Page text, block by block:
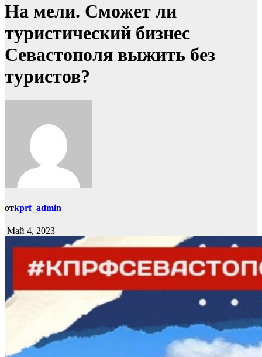
На мели. Сможет ли
туристический бизнес
Севастополя выжить без
туристов?
отkprf_admin
Май 4, 2023